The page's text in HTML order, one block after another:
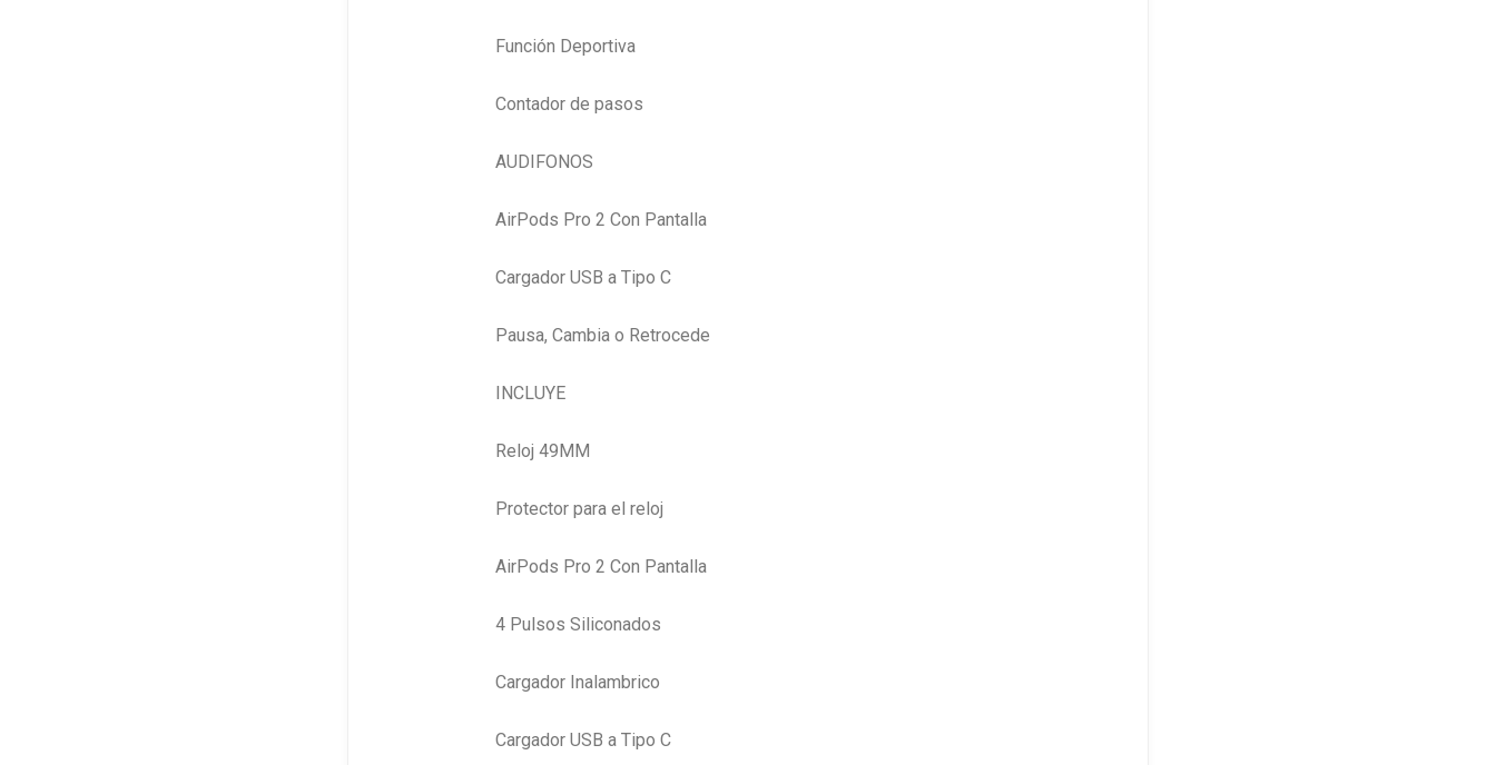
Función Deportiva
Contador de pasos
AUDIFONOS
AirPods Pro 2 Con Pantalla
Cargador USB a Tipo C
Pausa, Cambia o Retrocede
INCLUYE
Reloj 49MM
Protector para el reloj
AirPods Pro 2 Con Pantalla
4 Pulsos Siliconados
Cargador Inalambrico
Cargador USB a Tipo C